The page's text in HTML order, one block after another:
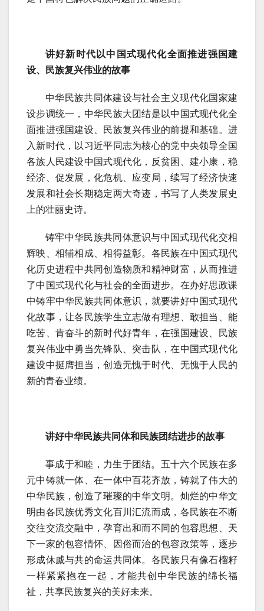
讲好新时代以中国式现代化全面推进强国建
设、民族复兴伟业的故事
中华民族共同体建设与社会主义现代化国家建
设步调统一，中华民族大团结是以中国式现代化全
面推进强国建设、民族复兴伟业的前提和基础。进
入新时代，以习近平同志为核心的党中央领导全国
各族人民建设中国式现代化，反贫困、建小康，稳
经济、促发展，化危机、应变局，续写了经济快速
发展和社会长期稳定两大奇迹，书写了人类发展史
上的壮丽史诗。
铸牢中华民族共同体意识与中国式现代化交相
辉映、相辅相成、相得益彰。各民族在中国式现代
化历史进程中共同创造物质和精神财富，从而推进
了中国式现代化与社会的全面进步。在办好思政课
中铸牢中华民族共同体意识，就要讲好中国式现代
化故事，让各民族学生立志做有理想、敢担当、能
吃苦、肯奋斗的新时代好青年，在强国建设、民族
复兴伟业中勇当先锋队、突击队，在中国式现代化
建设中挺膺担当，创造无愧于时代、无愧于人民的
新的青春业绩。
讲好中华民族共同体和民族团结进步的故事
事成于和睦，力生于团结。五十六个民族在多
元中铸就一体、在一体中百花齐放，铸就了伟大的
中华民族，创造了璀璨的中华文明。灿烂的中华文
明由各民族优秀文化百川汇流而成，各民族在不断
交往交流交融中，孕育出和而不同的包容思想、天
下一家的包容情怀、因俗而治的包容政策等，逐步
形成休戚与共的命运共同体。各民族只有像石榴籽
一样紧紧抱在一起，才能共创中华民族的绵长福
祉，共享民族复兴的美好未来。